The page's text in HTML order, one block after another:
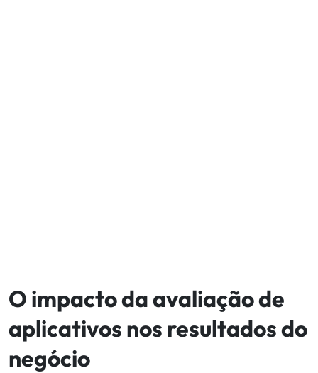
O impacto da avaliação de
aplicativos nos resultados do
negócio